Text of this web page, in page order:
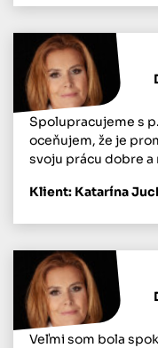
Spolupracujeme s
oceňujem, že je
svoju prácu dobre
Klient: Katarína
Veľmi som bola